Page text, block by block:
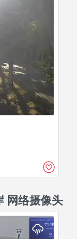
网络摄像头